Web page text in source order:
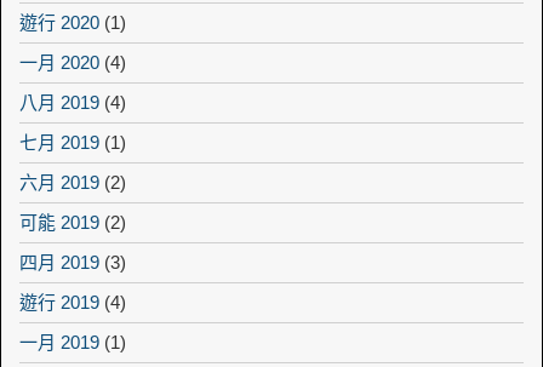
遊行 2020 (1)
一月 2020 (4)
八月 2019 (4)
七月 2019 (1)
六月 2019 (2)
可能 2019 (2)
四月 2019 (3)
遊行 2019 (4)
一月 2019 (1)